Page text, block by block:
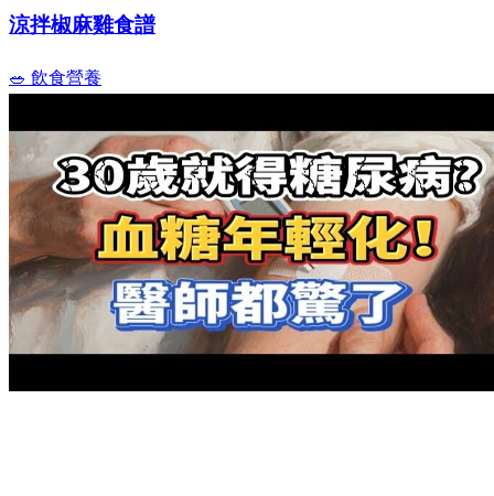
涼拌椒麻雞食譜
🥗 飲食營養